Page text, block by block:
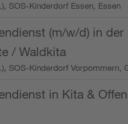
SOS-Kinderdorf Essen, Essen
(m/w/d) in der
/ Waldkita
SOS-Kinderdorf Vorpommern,
in Kita &